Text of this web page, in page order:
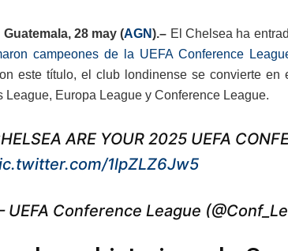
28 may (AGN).– El Chelsea ha
campeones de la UEFA Conference
este título, el club londinense se convierte en
League, Europa League y Conference League.
ARE YOUR 2025 UEFA
1lpZLZ6Jw5
Conference League